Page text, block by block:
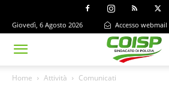
Giovedì, 6 Agosto 2026 Accesso webmail
Home Attività Comunicati